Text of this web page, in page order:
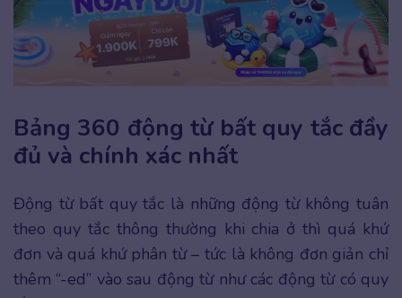
Bảng 360 động từ bất quy tắc đầy
đủ và chính xác nhất
Động từ bất quy tắc là những động từ không tuân
theo quy tắc thông thường khi chia ở thì quá khứ
đơn và quá khứ phân từ – tức là không đơn giản chỉ
thêm “-ed” vào sau động từ như các động từ có quy